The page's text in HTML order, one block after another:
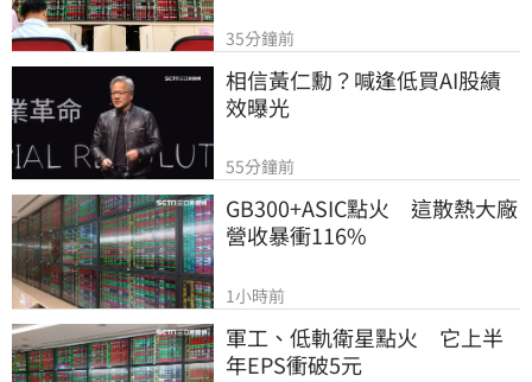
35分鐘前
相信黃仁勳？喊逢低買AI股績
效曝光
55分鐘前
GB300+ASIC點火　這散熱大廠
營收暴衝116%
1小時前
軍工、低軌衛星點火　它上半
年EPS衝破5元